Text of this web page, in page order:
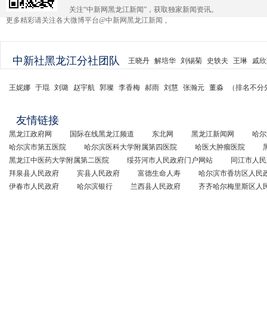
关注“中新网黑龙江新闻”，获取独家新闻资讯。
更多精彩请关注各大微博平台@中新网黑龙江新闻 。
中新社黑龙江分社团队 王晓丹 解培华 刘锡菊 史轶夫 王琳 戚
王妮娜 于琨 刘璐 赵宇航 郭璨 李香梅 郝雨 刘慧 张瀚元 董淼 （排名不
友情链接
黑龙江政府网 国际在线黑龙江频道 东北网 黑龙江新闻网
哈
哈尔滨市第五医院
哈尔滨医科大学附属第四医院 哈医大肿瘤医院
黑龙江中医药大学附属第二医院
绥芬河市人民政府门户网站
同江市人
拜泉县人民政府
宾县人民政府 富德生命人寿
哈尔滨市香坊区人民
伊春市人民政府
哈尔滨银行 兰西县人民政府 齐齐哈尔梅里斯区人